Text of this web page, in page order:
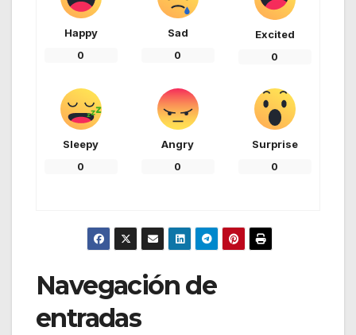
Happy
0
Sad
0
Excited
0
Sleepy
0
Angry
0
Surprise
0
Navegación de
entradas